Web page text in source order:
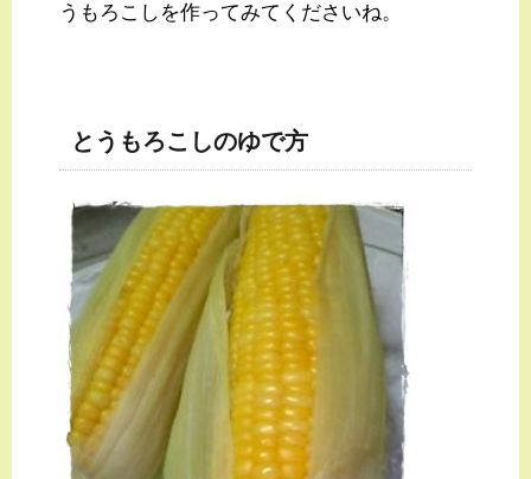
うもろこしを作ってみてくださいね。
とうもろこしのゆで方